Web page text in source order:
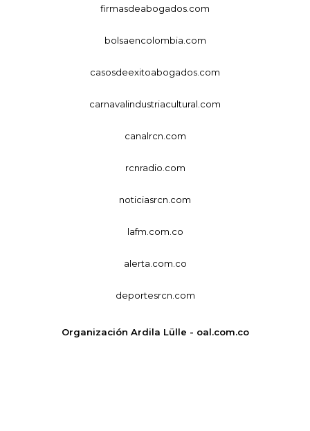
firmasdeabogados.com
bolsaencolombia.com
casosdeexitoabogados.com
carnavalindustriacultural.com
canalrcn.com
rcnradio.com
noticiasrcn.com
lafm.com.co
alerta.com.co
deportesrcn.com
Organización Ardila Lülle - oal.com.co